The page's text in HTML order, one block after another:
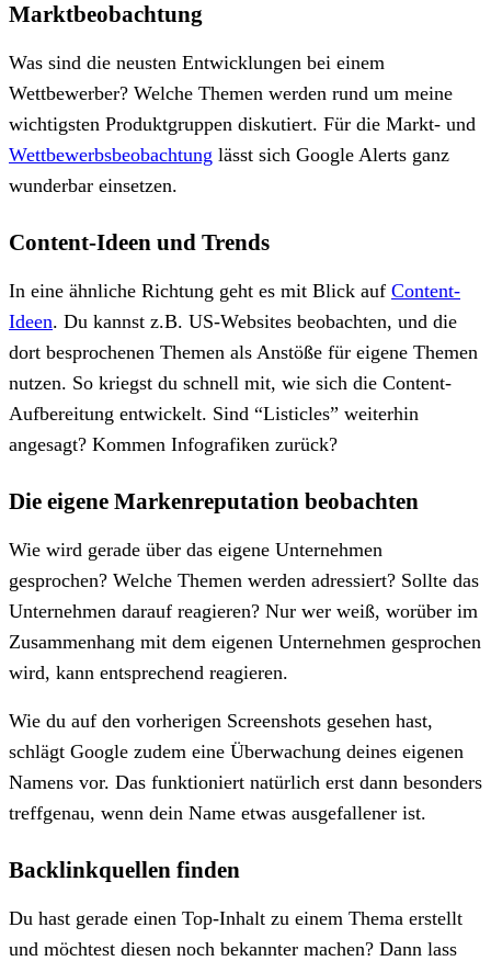
Marktbeobachtung
Was sind die neusten Entwicklungen bei einem
Wettbewerber? Welche Themen werden rund um meine
wichtigsten Produktgruppen diskutiert. Für die Markt- und
Wettbewerbsbeobachtung lässt sich Google Alerts ganz
wunderbar einsetzen.
Content-Ideen und Trends
In eine ähnliche Richtung geht es mit Blick auf Content-
Ideen. Du kannst z.B. US-Websites beobachten, und die
dort besprochenen Themen als Anstöße für eigene Themen
nutzen. So kriegst du schnell mit, wie sich die Content-
Aufbereitung entwickelt. Sind “Listicles” weiterhin
angesagt? Kommen Infografiken zurück?
Die eigene Markenreputation beobachten
Wie wird gerade über das eigene Unternehmen
gesprochen? Welche Themen werden adressiert? Sollte das
Unternehmen darauf reagieren? Nur wer weiß, worüber im
Zusammenhang mit dem eigenen Unternehmen gesprochen
wird, kann entsprechend reagieren.
Wie du auf den vorherigen Screenshots gesehen hast,
schlägt Google zudem eine Überwachung deines eigenen
Namens vor. Das funktioniert natürlich erst dann besonders
treffgenau, wenn dein Name etwas ausgefallener ist.
Backlinkquellen finden
Du hast gerade einen Top-Inhalt zu einem Thema erstellt
und möchtest diesen noch bekannter machen? Dann lass